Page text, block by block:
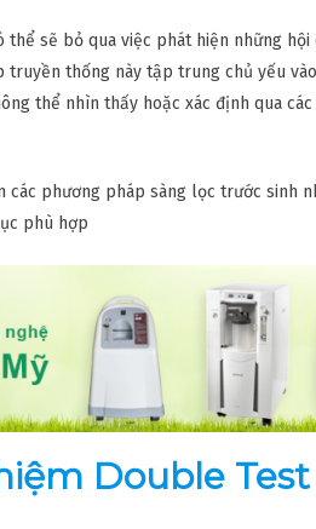
sẽ bỏ qua việc phát hiện những
thống này tập trung chủ yếu
thể nhìn thấy hoặc xác định qua
phương pháp sàng lọc trước sinh
phù hợp
Double Test